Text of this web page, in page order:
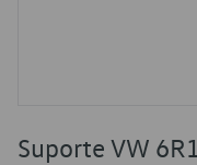
Suporte VW